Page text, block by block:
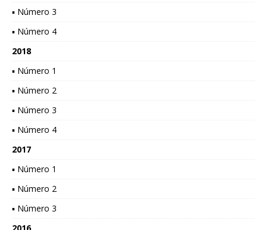
▪ Número 3
▪ Número 4
2018
▪ Número 1
▪ Número 2
▪ Número 3
▪ Número 4
2017
▪ Número 1
▪ Número 2
▪ Número 3